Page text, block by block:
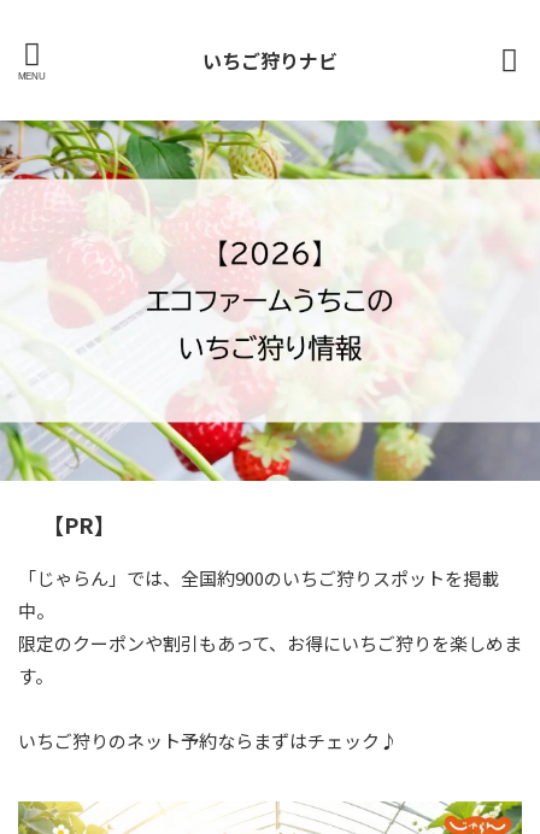
いちご狩りナビ
【PR】
「じゃらん」では、全国約900のいちご狩りスポットを掲載
中。
限定のクーポンや割引もあって、お得にいちご狩りを楽しめま
す。
いちご狩りのネット予約ならまずはチェック♪